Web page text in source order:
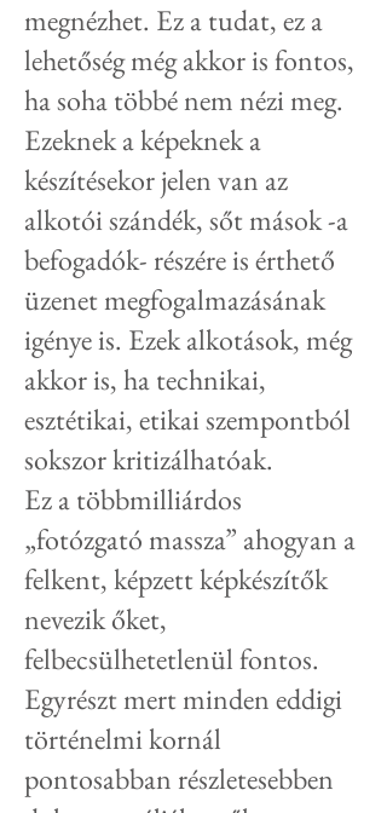
megnézhet. Ez a tudat, ez a
lehetőség még akkor is fontos,
ha soha többé nem nézi meg.
Ezeknek a képeknek a
készítésekor jelen van az
alkotói szándék, sőt mások -a
befogadók- részére is érthető
üzenet megfogalmazásának
igénye is. Ezek alkotások, még
akkor is, ha technikai,
esztétikai, etikai szempontból
sokszor kritizálhatóak.
Ez a többmilliárdos
„fotózgató massza” ahogyan a
felkent, képzett képkészítők
nevezik őket,
felbecsülhetetlenül fontos.
Egyrészt mert minden eddigi
történelmi kornál
pontosabban részletesebben